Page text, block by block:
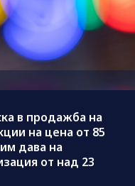
в продажба на
на цена от 85
дава на
от над 23